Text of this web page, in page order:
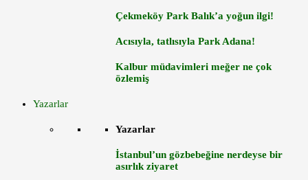
Çekmeköy Park Balık’a yoğun ilgi!
Acısıyla, tatlısıyla Park Adana!
Kalbur müdavimleri meğer ne çok
özlemiş
Yazarlar
Yazarlar
İstanbul’un gözbebeğine nerdeyse bir
asırlık ziyaret